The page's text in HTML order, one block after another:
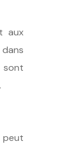
aux
peut